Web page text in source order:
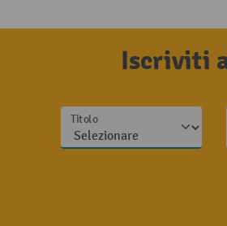
Iscriviti
Titolo